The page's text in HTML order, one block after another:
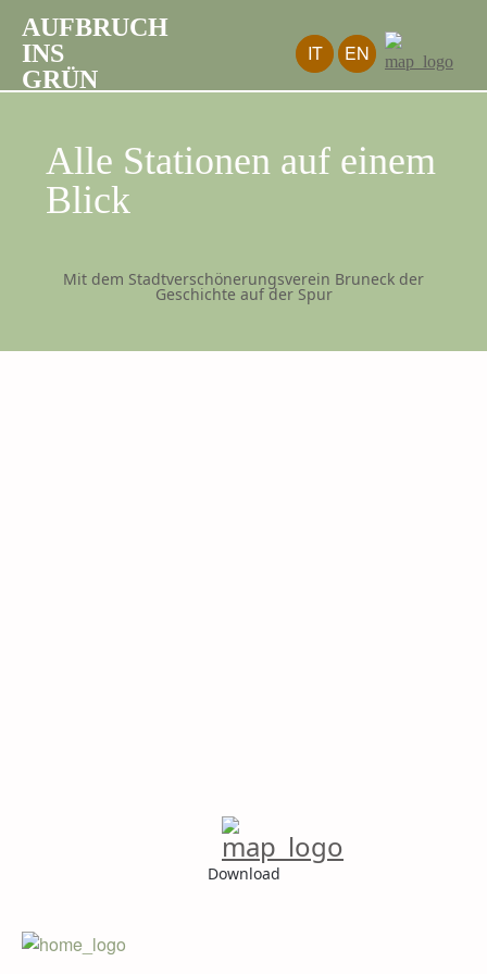
AUFBRUCH
INS
GRÜN
IT EN
Alle Stationen auf einem
Blick
Mit dem Stadtverschönerungsverein Bruneck der
Geschichte auf der Spur
Download